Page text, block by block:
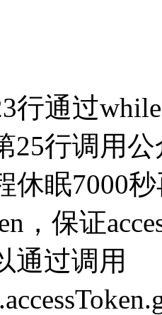
行通过
25行调用公
休眠7000
，保证
通过调用